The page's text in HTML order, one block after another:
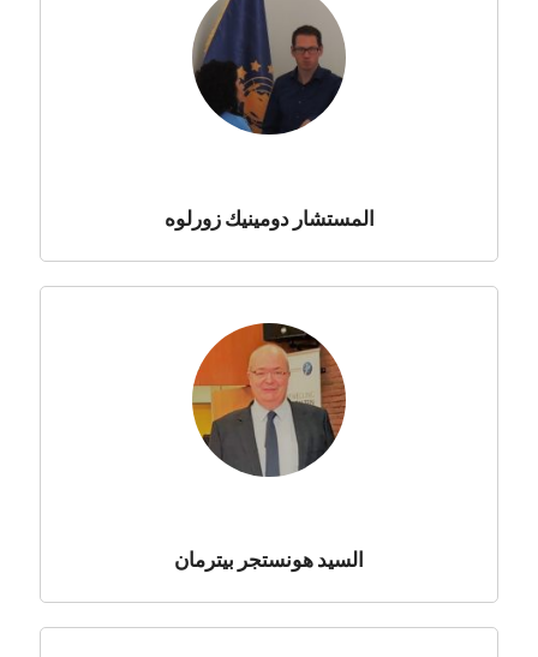
المستشار دومينيك زورلوه
السيد هونستجر بيترمان